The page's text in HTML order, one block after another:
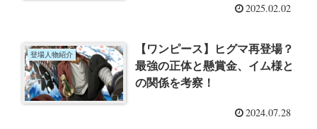
2025.02.02
登場人物紹介
【ワンピース】ヒグマ再登場？
最強の正体と懸賞金、イム様と
の関係を考察！
2024.07.28